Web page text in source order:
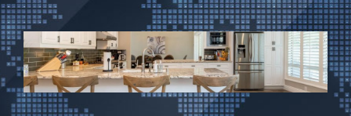
Ga
naar
de
inhoud